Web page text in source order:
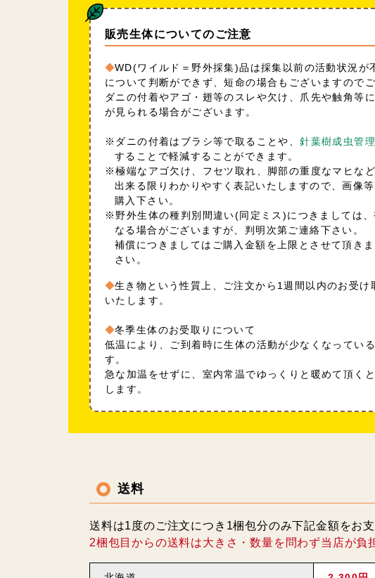
販売生体についてのご注意
WD(ワイルド＝野外採集)品は採集以前の活動状況が
について判断ができず、短命の場合もございますのでご
ダニの付着やアゴ・翅等のスレや欠け、爪先や触角等
が見られる場合がございます。
※ダニの付着はブラシ等で取ることや、針葉樹成虫管
することで軽減することができます。
※極端なアゴ欠け、フセツ取れ、脚部の重度なマヒな
出来る限りわかりやすく表記いたしますので、画像
購入下さい。
※野外生体の種判別間違い(同定ミス)につきましては、
なる場合がございますが、判明次第ご連絡下さい。
補償につきましてはご購入金額を上限とさせて頂き
さい。
生き物という性質上、ご注文から1週間以内のお受け
いたします。
冬季生体のお受取りについて
低温により、ご到着時に生体の活動が少なくなってい
す。
急な加温をせずに、室内常温でゆっくりと暖めて頂く
します。
送料
送料は1度のご注文につき1梱包分のみ下記金額をお支
2梱包目からの送料は大きさ・数量を問わず当店が負